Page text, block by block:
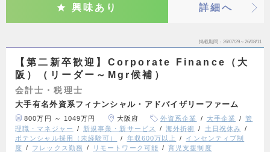
興味あり 詳細へ
掲載期間 26/07/29～26/08/11
【第二新卒歓迎】Corporate Finance（大
阪）（リーダー～Mgr候補）
会計士・税理士
大手有名外資系フィナンシャル・アドバイザリーファーム
800万円 ～ 1049万円 大阪府 外資系企業 大手企業
管
理職・マネジャー
新規事業・新サービス 海外折衝
土日祝休み
ポテンシャル採用（未経験可）
年収600万以上
インセンティブ制
度
フレックス勤務 リモートワーク可能 育児支援制度